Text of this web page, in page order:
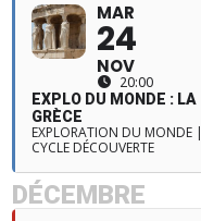
MAR
24
NOV
20:00
EXPLO DU MONDE : LA
GRÈCE
EXPLORATION DU MONDE |
CYCLE DÉCOUVERTE
DÉCEMBRE